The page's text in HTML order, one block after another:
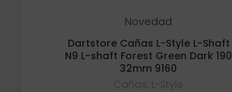
Novedad
Dartstore Cañas L-Style L-Shaft
N9 L-shaft Forest Green Dark 190
32mm 9160
Cañas, L-Style